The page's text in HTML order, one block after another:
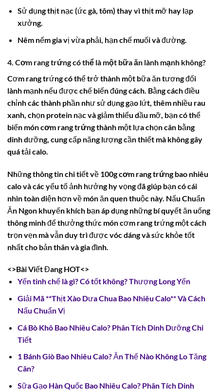
Sử dụng thịt nạc (ức gà, tôm) thay vì thịt mỡ hay lạp
xưởng.
Nêm nếm gia vị vừa phải, hạn chế muối và đường.
4. Cơm rang trứng có thể là một bữa ăn lành mạnh không?
Cơm rang trứng có thể trở thành một bữa ăn tương đối
lành mạnh nếu được chế biến đúng cách. Bằng cách điều
chỉnh các thành phần như sử dụng gạo lứt, thêm nhiều rau
xanh, chọn protein nạc và giảm thiểu dầu mỡ, bạn có thể
biến móncơm rang trứngthành một lựa chọn cân bằng
dinh dưỡng, cung cấp năng lượng cần thiết mà không gây
quá tải calo.
Những thông tin chi tiết về 100g cơm rang trứng bao nhiêu
calovà các yếu tố ảnh hưởng hy vọng đã giúp bạn có cái
nhìn toàn diện hơn về món ăn quen thuộc này. Nấu Chuẩn
Ăn Ngon khuyến khích bạn áp dụng những bí quyết ăn uống
thông minh để thưởng thức món cơm rang trứng một cách
trọn vẹn mà vẫn duy trì được vóc dáng và sức khỏe tốt
nhất cho bản thân và gia đình.
<>Bài Viết Đang HOT<>
Yến tinh chế là gì? Có tốt không? Thượng Long Yến
Giải Mã **Thịt Xào Dưa Chua Bao Nhiêu Calo** Và Cách
Nấu Chuẩn Vị
Cá Bò Khô Bao Nhiêu Calo? Phân Tích Dinh Dưỡng Chi
Tiết
1 Bánh Giò Bao Nhiêu Calo? Ăn Thế Nào Không Lo Tăng
Cân?
Sữa Gạo Hàn Quốc Bao Nhiêu Calo? Phân Tích Dinh